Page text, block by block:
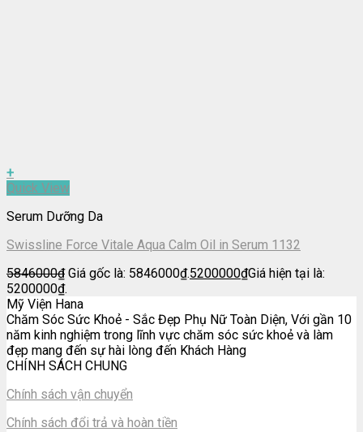
+
Quick View
Serum Dưỡng Da
Swissline Force Vitale Aqua Calm Oil in Serum 1132
5846000₫ Giá gốc là: 5846000₫.5200000₫Giá hiện tại là:
5200000₫.
Mỹ Viện Hana
Chăm Sóc Sức Khoẻ - Sắc Đẹp Phụ Nữ Toàn Diện, Với gần 10
năm kinh nghiệm trong lĩnh vực chăm sóc sức khoẻ và làm
đẹp mang đến sự hài lòng đến Khách Hàng
CHÍNH SÁCH CHUNG
Chính sách vận chuyển
Chính sách đổi trả và hoàn tiền